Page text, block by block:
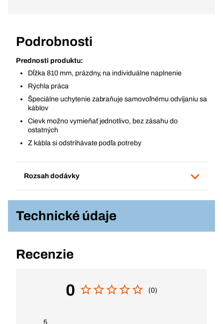
Podrobnosti
Prednosti produktu:
Dĺžka 810 mm, prázdny, na individuálne naplnenie
Rýchla práca
Špeciálne uchytenie zabraňuje samovoľnému odvíjaniu sa
káblov
Cievk možno vymieňať jednotlivo, bez zásahu do
ostatných
Z kábla si odstrihávate podľa potreby
Rozsah dodávky
Technické údaje
Recenzie
0 (0)
5